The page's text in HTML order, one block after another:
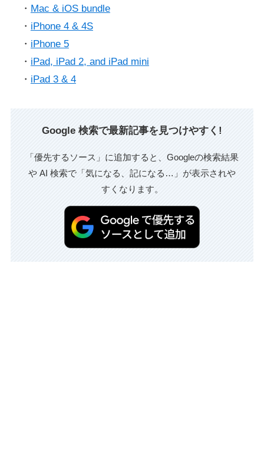
・ Mac & iOS bundle
・ iPhone 4 & 4S
・ iPhone 5
・ iPad, iPad 2, and iPad mini
・ iPad 3 & 4
Google 検索で最新記事を見つけやすく!
「優先するソース」に追加すると、Googleの検索結果
や AI 検索で「気になる、記になる…」が表示されや
すくなります。